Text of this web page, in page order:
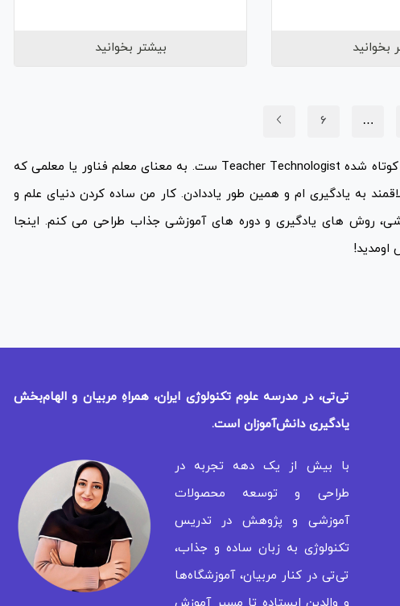
بخوانید بیشتر بخوانید
…
6
من تی تی ام. تی تی در زبان گیلکی به معنای شکوفه ست. در انگلیسی کوتاه شده Teacher Technologist ست. به معنای معلم فناور یا معلمی که
به یادگیری ام و همین طور یاددادن. کار من ساده کردن دنیای علم و
روش های یادگیری و دوره های آموزشی جذاب طراحی می کنم. اینجا
تی‌تی، در مدرسه علوم تکنولوژی ایران، همراهِ مربیان و الهام‌بخش
یادگیریدانش‌آموزان است.
با بیش از یک دهه تجربه در
طراحی و توسعه محصولات
آموزشی و پژوهش در تدریس
تکنولوژی به زبان ساده و جذاب،
تی‌تی در کنار مربیان، آموزشگاه‌ها